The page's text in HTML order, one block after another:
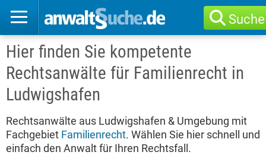
Suche
Hier finden Sie kompetente
Rechtsanwälte für Familienrecht in
Ludwigshafen
Rechtsanwälte aus Ludwigshafen & Umgebung mit
Fachgebiet Familienrecht. Wählen Sie hier schnell und
einfach den Anwalt für Ihren Rechtsfall.